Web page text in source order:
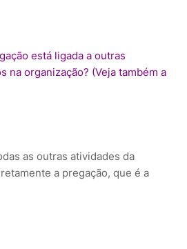
está ligada a outras
na organização? (Veja também a
as outras atividades da
a pregação, que é a